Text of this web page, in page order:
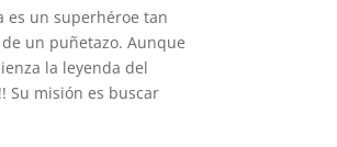
es un superhéroe tan
un puñetazo. Aunque
la leyenda del
Su misión es buscar